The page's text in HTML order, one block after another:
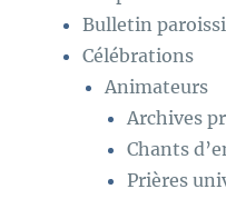
Bulletin
Célébrations
Animateurs
Archives
Chants
Prières